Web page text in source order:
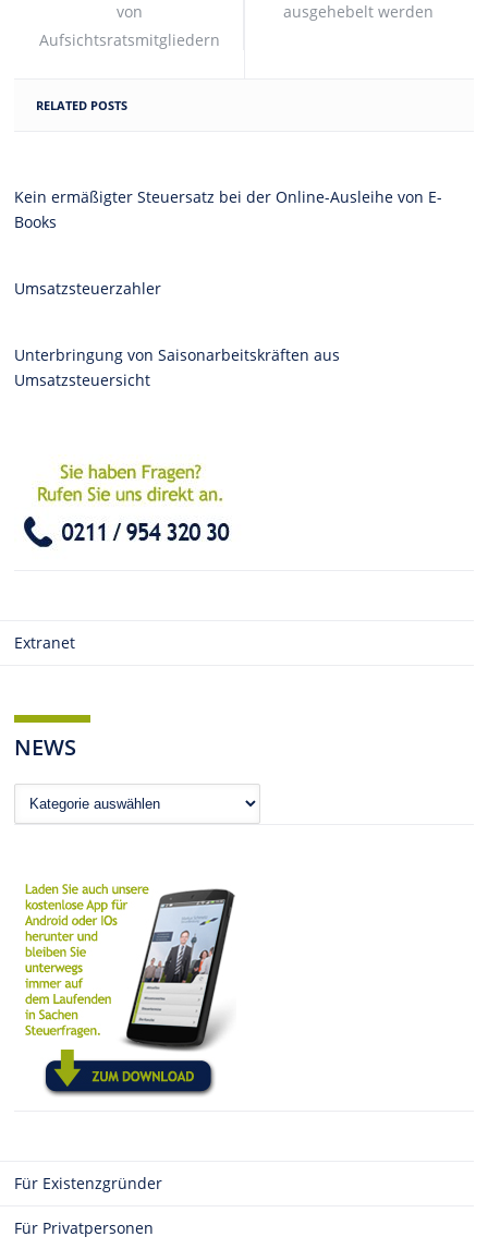
von
Aufsichtsratsmitgliedern
ausgehebelt werden
RELATED POSTS
Kein ermäßigter Steuersatz bei der Online-Ausleihe von E-
Books
Umsatzsteuerzahler
Unterbringung von Saisonarbeitskräften aus
Umsatzsteuersicht
Extranet
NEWS
News
Für Existenzgründer
Für Privatpersonen